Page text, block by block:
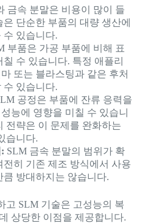
금속 분말은 비용이 많이 들
단순한 부품의 대량 생산에
수 있습니다.
부품은 가공 부품에 비해 표
수 있습니다. 특정 애플리
또는 블라스팅과 같은 후처
수 있습니다.
공정은 부품에 잔류 응력을
능에 영향을 미칠 수 있습니
전략은 이 문제를 완화하는
습니다.
SLM 금속 분말의 범위가 확
전히 기존 제조 방식에서 사용
큼 방대하지는 않습니다.
고 SLM 기술은 고성능의 복
상당한 이점을 제공합니다.